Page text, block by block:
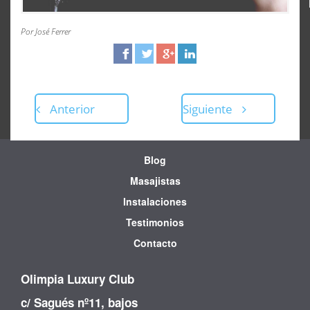
Por José Ferrer
Anterior Siguiente
Blog
Masajistas
Instalaciones
Testimonios
Contacto
Olimpia Luxury Club
c/ Sagués nº11, bajos